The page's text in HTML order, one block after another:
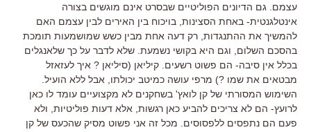
עצמם. גם הדיונים הפוליטיים שבסרט אינם מוגשים בצורה
אינטלגנטית- באחת הסצינות, בויכוח בין האירים לבין עצמם האם
להמשיך את ההתנגדות, רק דעה אחת מבין כשש שמושמעות תומכת
בהסכם השלום, וגם היא בקושי נשמעת. שלא לדבר על כך שלאנגלים
בכלל אין סיבה- הם פשוט רשעים. קיליאן (סיליאן ? איך לעזאזל
מבטאים את שמו ?) מרפי עושה כמיטב יכולתו, אבל ללא הועיל.
השימוש המסורתי של קן לואץ' בשחקנים לא מקצועיים עומד לו כאן
לרועץ- הם לא צריכים להביע כאן רגשות, אלא דעות פוליטיות, ולא
פעם הם נתפסים ללפסוסים. מכל זה אני פשוט מסיק שהכעס של קן